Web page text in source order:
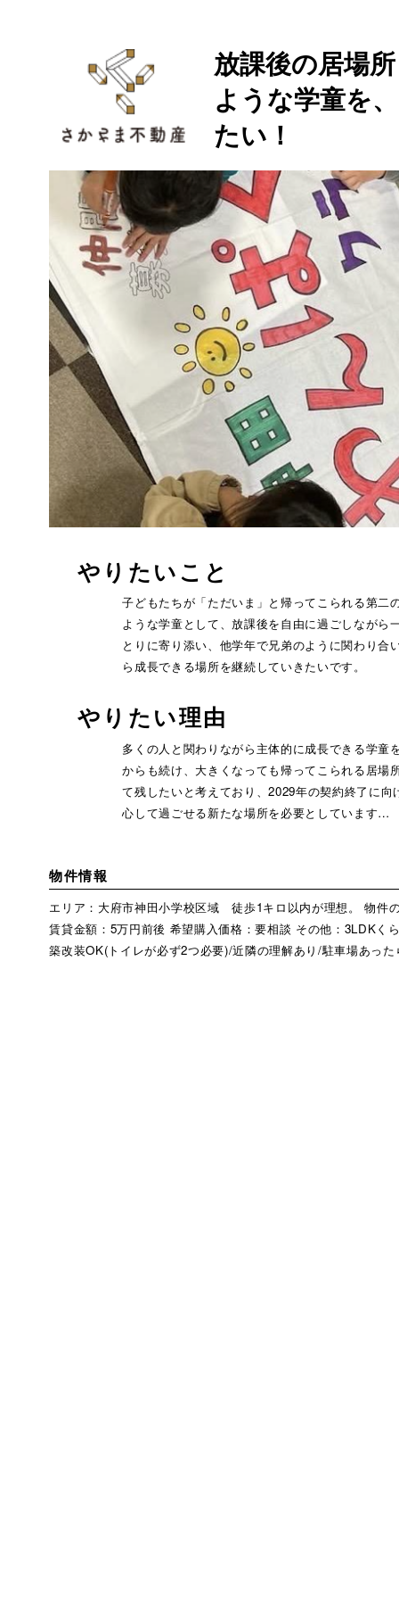
放課後の居場
ような学童を
たい！
やりたいこと
子どもたちが「ただいま」と帰ってこられる第二
ような学童として、放課後を自由に過ごしながら
とりに寄り添い、他学年で兄弟のように関わり合
ら成長できる場所を継続していきたいです。
やりたい理由
多くの人と関わりながら主体的に成長できる学童
からも続け、大きくなっても帰ってこられる居場
て残したいと考えており、2029年の契約終了に向
心して過ごせる新たな場所を必要としています…
物件情報
エリア：大府市神田小学校区域 徒歩1キロ以内が理想。 物件
賃貸金額：5万円前後 希望購入価格：要相談 その他：3LDKく
築改装OK(トイレが必ず2つ必要)/近隣の理解あり/駐車場あっ